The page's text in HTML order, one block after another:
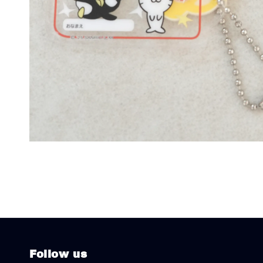
Follow us